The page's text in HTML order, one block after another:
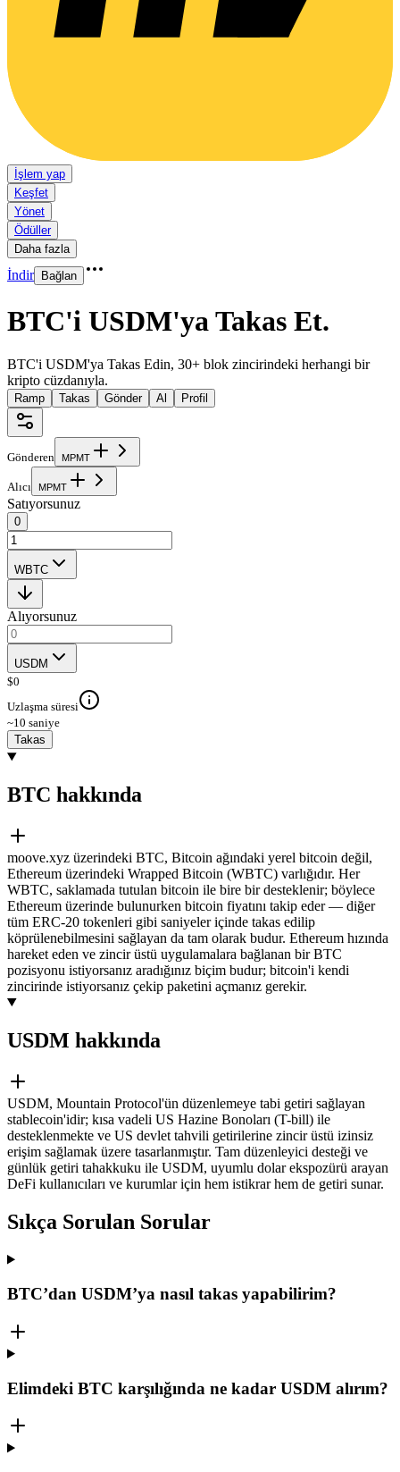
İşlem yap
Keşfet
Yönet
Ödüller
Daha fazla
İndir Bağlan
BTC'i USDM'ya Takas Et.
BTC'i USDM'ya Takas Edin, 30+ blok zincirindeki herhangi bir
kripto cüzdanıyla.
Ramp Takas Gönder Al Profil
Gönderen MPMT
Alıcı MPMT
Satıyorsunuz
0
WBTC
Alıyorsunuz
USDM
$0
Uzlaşma süresi
~10 saniye
Takas
BTC hakkında
moove.xyz üzerindeki BTC, Bitcoin ağındaki yerel bitcoin değil,
Ethereum üzerindeki Wrapped Bitcoin (WBTC) varlığıdır. Her
WBTC, saklamada tutulan bitcoin ile bire bir desteklenir; böylece
Ethereum üzerinde bulunurken bitcoin fiyatını takip eder — diğer
tüm ERC-20 tokenleri gibi saniyeler içinde takas edilip
köprülenebilmesini sağlayan da tam olarak budur. Ethereum hızında
hareket eden ve zincir üstü uygulamalara bağlanan bir BTC
pozisyonu istiyorsanız aradığınız biçim budur; bitcoin'i kendi
zincirinde istiyorsanız çekip paketini açmanız gerekir.
USDM hakkında
USDM, Mountain Protocol'ün düzenlemeye tabi getiri sağlayan
stablecoin'idir; kısa vadeli US Hazine Bonoları (T-bill) ile
desteklenmekte ve US devlet tahvili getirilerine zincir üstü izinsiz
erişim sağlamak üzere tasarlanmıştır. Tam düzenleyici desteği ve
günlük getiri tahakkuku ile USDM, uyumlu dolar ekspozürü arayan
DeFi kullanıcıları ve kurumlar için hem istikrar hem de getiri sunar.
Sıkça Sorulan Sorular
BTC’dan USDM’ya nasıl takas yapabilirim?
Elimdeki BTC karşılığında ne kadar USDM alırım?